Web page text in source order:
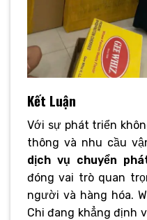
Kết Luận
Với sự phát triển
thông và nhu cầu
dịch vụ chuyển
đóng vai trò quan
người và hàng hóa.
Chi đang khẳng định